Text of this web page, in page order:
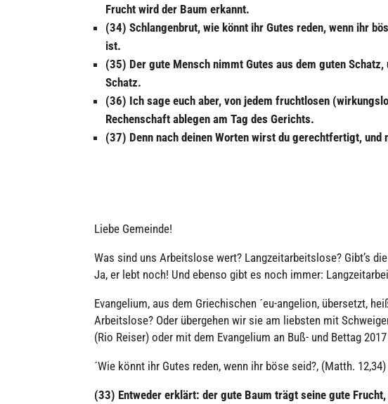
Frucht wird der Baum erkannt.
(34) Schlan­gen­brut, wie könnt ihr Gutes reden, wenn ihr
ist.
(35) Der gute Mensch nimmt Gutes aus dem guten
Schatz.
(36) Ich sage euch aber, von jedem frucht­lo­sen
Rechen­schaft ablegen am Tag des Gerichts.
(37) Denn nach deinen Worten wirst du gerecht­fer­tigt,
Liebe Gemeinde!
Was sind uns Arbeits­lose wert? Lang­zeit­ar­beits­lose? Gibt’s
Ja, er lebt noch! Und ebenso gibt es noch immer:
Evan­ge­lium, aus dem Grie­chi­schen ´eu-angelion‚ über­setzt,
Arbeits­lose? Oder über­ge­hen wir sie am liebsten mit
(Rio Reiser) oder mit dem Evan­ge­lium an Buß- und Bettag
´Wie könnt ihr Gutes reden, wenn ihr böse seid?‚ (Matth. 12,34)
(33) Entweder erklärt: der gute Baum trägt seine gute